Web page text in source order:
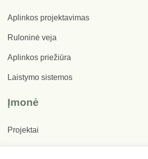
Aplinkos projektavimas
Ruloninė veja
Aplinkos priežiūra
Laistymo sistemos
Įmonė
Projektai